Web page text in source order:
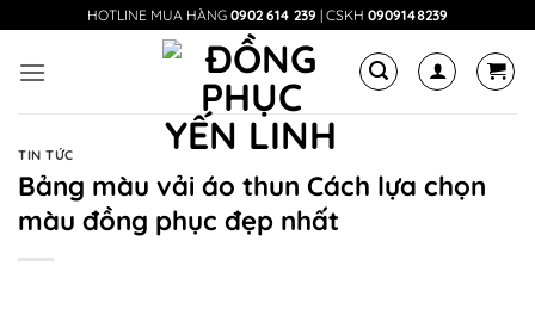
nội
HOTLINE MUA HÀNG 0902 614 239 | CSKH 0909148239
TIN TỨC
Bảng màu vải áo thun Cách lựa chọn
màu đồng phục đẹp nhất